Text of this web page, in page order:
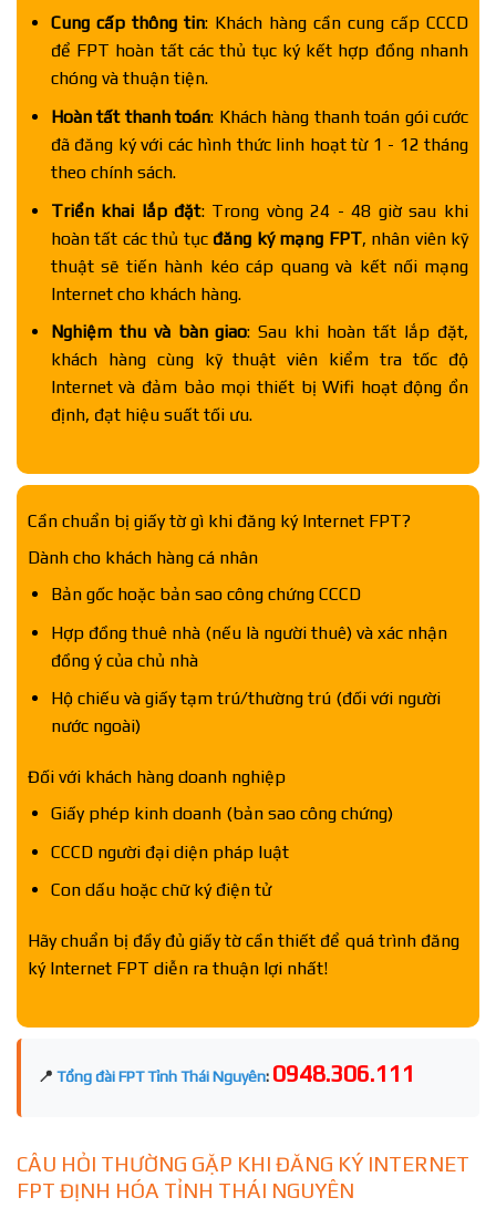
Cung cấp thông tin: Khách hàng cần cung cấp CCCD
để FPT hoàn tất các thủ tục ký kết hợp đồng nhanh
chóng và thuận tiện.
Hoàn tất thanh toán: Khách hàng thanh toán gói cước
đã đăng ký với các hình thức linh hoạt từ 1 - 12 tháng
theo chính sách.
Triển khai lắp đặt: Trong vòng 24 - 48 giờ sau khi
hoàn tất các thủ tục đăng ký mạng FPT, nhân viên kỹ
thuật sẽ tiến hành kéo cáp quang và kết nối mạng
Internet cho khách hàng.
Nghiệm thu và bàn giao: Sau khi hoàn tất lắp đặt,
khách hàng cùng kỹ thuật viên kiểm tra tốc độ
Internet và đảm bảo mọi thiết bị Wifi hoạt động ổn
định, đạt hiệu suất tối ưu.
Cần chuẩn bị giấy tờ gì khi đăng ký Internet FPT?
Dành cho khách hàng cá nhân
Bản gốc hoặc bản sao công chứng CCCD
Hợp đồng thuê nhà (nếu là người thuê) và xác nhận
đồng ý của chủ nhà
Hộ chiếu và giấy tạm trú/thường trú (đối với người
nước ngoài)
Đối với khách hàng doanh nghiệp
Giấy phép kinh doanh (bản sao công chứng)
CCCD người đại diện pháp luật
Con dấu hoặc chữ ký điện tử
Hãy chuẩn bị đầy đủ giấy tờ cần thiết để quá trình đăng
ký Internet FPT diễn ra thuận lợi nhất!
📍 Tổng đài FPT Tỉnh Thái Nguyên: 0948.306.111
CÂU HỎI THƯỜNG GẶP KHI ĐĂNG KÝ INTERNET
FPT ĐỊNH HÓA TỈNH THÁI NGUYÊN